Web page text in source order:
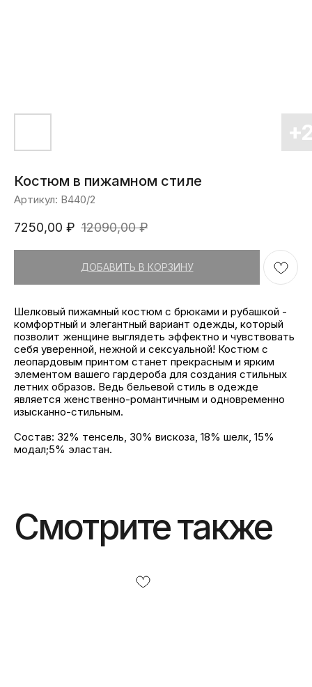
Костюм в пижамном стиле
Артикул: В440/2
7250,00 ₽ 12090,00 ₽
ДОБАВИТЬ В КОРЗИНУ
Шелковый пижамный костюм с брюками и рубашкой -
комфортный и элегантный вариант одежды, который
позволит женщине выглядеть эффектно и чувствовать
себя уверенной, нежной и сексуальной! Костюм с
леопардовым принтом станет прекрасным и ярким
элементом вашего гардероба для создания стильных
летних образов. Ведь бельевой стиль в одежде
является женственно-романтичным и одновременно
изысканно-стильным.
Состав: 32% тенсель, 30% вискоза, 18% шелк, 15%
модал;5% эластан.
Смотрите также